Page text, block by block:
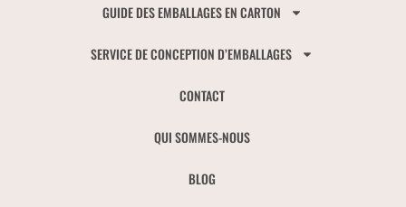
GUIDE DES EMBALLAGES EN CARTON
SERVICE DE CONCEPTION D’EMBALLAGES
CONTACT
QUI SOMMES-NOUS
BLOG